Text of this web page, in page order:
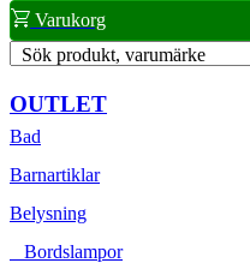
Varukorg
Sök produkt, varumärke
OUTLET
Bad
Barnartiklar
Belysning
Bordslampor